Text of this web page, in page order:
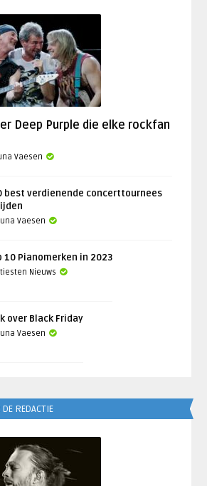
Deep Purple die elke rockfan
Vaesen
best verdienende concerttournees
Vaesen
10 Pianomerken in 2023
Nieuws
over Black Friday
Vaesen
REDACTIE